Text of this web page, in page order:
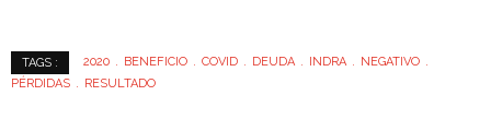
TAGS : 2020 BENEFICIO COVID DEUDA INDRA
NEGATIVO
PÉRDIDAS
RESULTADO